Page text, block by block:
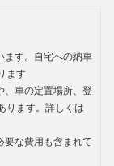
ます。自宅への納車
ます
、車の定置場所、登
ります。詳しくは
要な費用も含まれて